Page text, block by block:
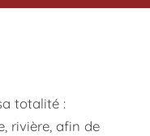
totalité :
rivière, afin de